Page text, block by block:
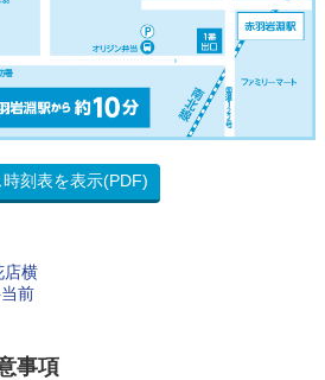
時刻表を表示(PDF)
店横
前
事項